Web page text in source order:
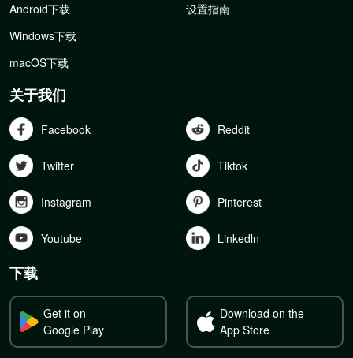
Android下载
Windows下载
macOS下载
设置指南
关于我们
Facebook Reddit
Twitter Tiktok
Instagram Pinterest
Youtube Linkedln
下载
Get it on
Google Play
Download on the
App Store